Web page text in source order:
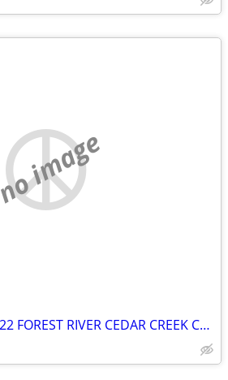
no image
Privately owned - 2022 FOREST RIVER CEDAR CREEK COTTAGE 40CRS